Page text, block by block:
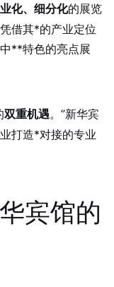
化、细分化的展览
借其*的产业定位
**特色的亮点展
双重机遇。”新华宾
打造*对接的专业
宾馆的